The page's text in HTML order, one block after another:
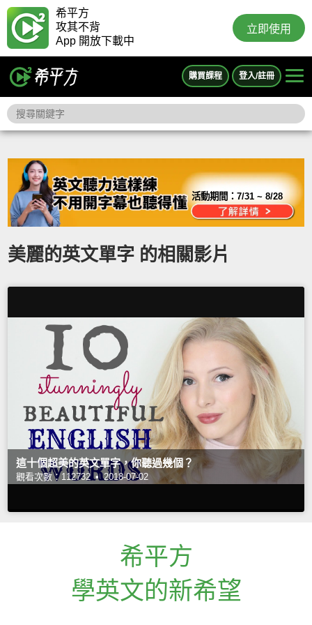
希平方
攻其不背
App 開放下載中
立即使用
購買課程 登入/註冊
活動期間：7/31 ~ 8/28
美麗的英文單字 的相關影片
這十個超美的英文單字，你聽過幾個？
觀看次數：112732 • 2018-07-02
希平方
學英文的新希望